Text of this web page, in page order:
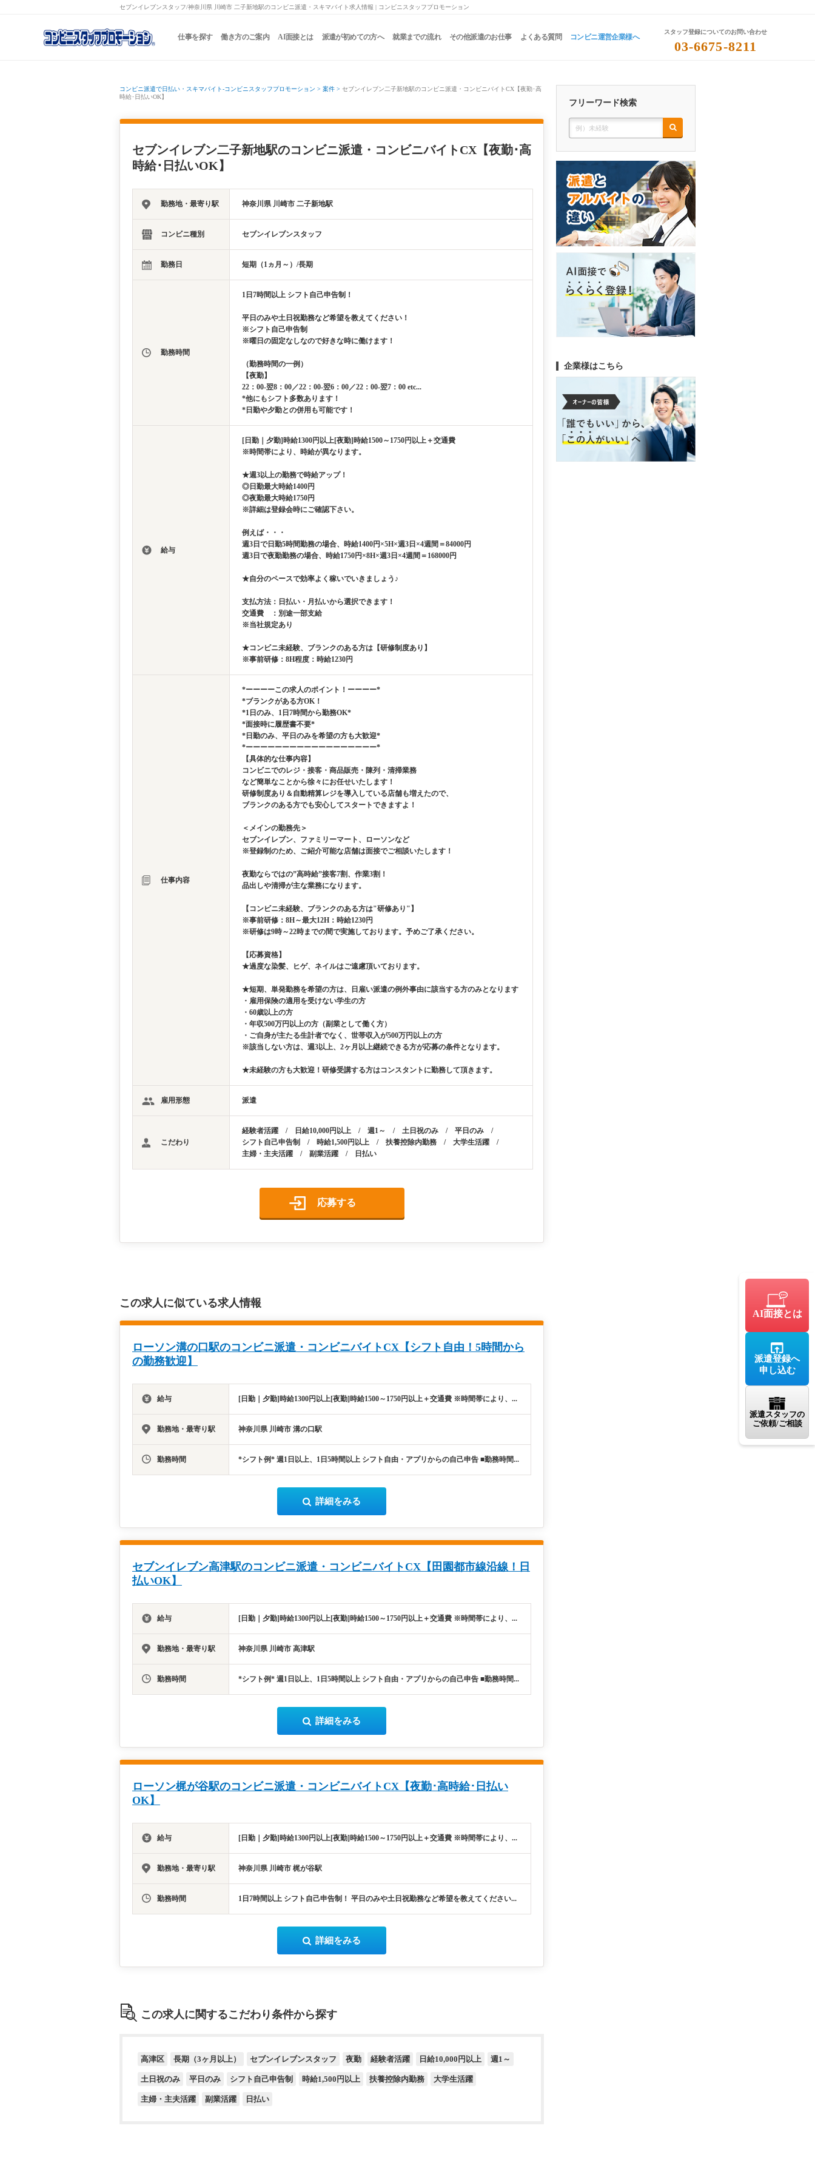
セブンイレブンスタッフ/神奈川県 川崎市 二子新地駅のコンビニ派遣・スキマバイト求人情報 | コンビニスタッフプロモーション
仕事を探す 働き方のご案内 AI面接とは 派遣が初めての方へ 就業までの流れ その他派遣のお仕事 よくある質問 コンビニ運営企業様へ
スタッフ登録についてのお問い合わせ
03-6675-8211
AI面接とは
派遣登録へ
申し込む
派遣スタッフの
ご依頼/ご相談
コンビニ派遣で日払い・スキマバイト-コンビニスタッフプロモーション > 案件 > セブンイレブン二子新地駅のコンビニ派遣・コンビニバイトCX【夜勤･高
時給･日払いOK】
セブンイレブン二子新地駅のコンビニ派遣・コンビニバイトCX【夜勤･高
時給･日払いOK】
勤務地・最寄り駅 神奈川県 川崎市 二子新地駅
コンビニ種別 セブンイレブンスタッフ
勤務日 短期（1ヵ月～）/長期
勤務時間
1日7時間以上 シフト自己申告制！
平日のみや土日祝勤務など希望を教えてください！
※シフト自己申告制
※曜日の固定なしなので好きな時に働けます！
（勤務時間の一例）
【夜勤】
22：00-翌8：00／22：00-翌6：00／22：00-翌7：00 etc...
*他にもシフト多数あります！
*日勤や夕勤との併用も可能です！
給与
[日勤｜夕勤]時給1300円以上[夜勤]時給1500～1750円以上＋交通費
※時間帯により、時給が異なります。
★週3以上の勤務で時給アップ！
◎日勤最大時給1400円
◎夜勤最大時給1750円
※詳細は登録会時にご確認下さい。
例えば・・・
週3日で日勤5時間勤務の場合、時給1400円×5H×週3日×4週間＝84000円
週3日で夜勤勤務の場合、時給1750円×8H×週3日×4週間＝168000円
★自分のペースで効率よく稼いでいきましょう♪
支払方法：日払い・月払いから選択できます！
交通費 ：別途一部支給
※当社規定あり
★コンビニ未経験、ブランクのある方は【研修制度あり】
※事前研修：8H程度：時給1230円
仕事内容
*ーーーーこの求人のポイント！ーーーー*
*ブランクがある方OK！
*1日のみ、1日7時間から勤務OK*
*面接時に履歴書不要*
*日勤のみ、平日のみを希望の方も大歓迎*
*ーーーーーーーーーーーーーーーーーー*
【具体的な仕事内容】
コンビニでのレジ・接客・商品販売・陳列・清掃業務
など簡単なことから徐々にお任せいたします！
研修制度あり＆自動精算レジを導入している店舗も増えたので、
ブランクのある方でも安心してスタートできますよ！
＜メインの勤務先＞
セブンイレブン、ファミリーマート、ローソンなど
※登録制のため、ご紹介可能な店舗は面接でご相談いたします！
夜勤ならではの”高時給”接客7割、作業3割！
品出しや清掃が主な業務になります。
【コンビニ未経験、ブランクのある方は"研修あり"】
※事前研修：8H～最大12H：時給1230円
※研修は9時～22時までの間で実施しております。予めご了承ください。
【応募資格】
★過度な染髪、ヒゲ、ネイルはご遠慮頂いております。
★短期、単発勤務を希望の方は、日雇い派遣の例外事由に該当する方のみとなります
・雇用保険の適用を受けない学生の方
・60歳以上の方
・年収500万円以上の方（副業として働く方）
・ご自身が主たる生計者でなく、世帯収入が500万円以上の方
※該当しない方は、週3以上、2ヶ月以上継続できる方が応募の条件となります。
★未経験の方も大歓迎！研修受講する方はコンスタントに勤務して頂きます。
雇用形態 派遣
こだわり
経験者活躍 / 日給10,000円以上 / 週1～ / 土日祝のみ / 平日のみ /
シフト自己申告制 / 時給1,500円以上 / 扶養控除内勤務 / 大学生活躍 /
主婦・主夫活躍 / 副業活躍 / 日払い
応募する
この求人に似ている求人情報
ローソン溝の口駅のコンビニ派遣・コンビニバイトCX【シフト自由！5時間から
の勤務歓迎】
給与 [日勤｜夕勤]時給1300円以上[夜勤]時給1500～1750円以上＋交通費 ※時間帯により、...
勤務地・最寄り駅 神奈川県 川崎市 溝の口駅
勤務時間 *シフト例* 週1日以上、1日5時間以上 シフト自由・アプリからの自己申告 ■勤務時間...
詳細をみる
セブンイレブン高津駅のコンビニ派遣・コンビニバイトCX【田園都市線沿線！日
払いOK】
給与 [日勤｜夕勤]時給1300円以上[夜勤]時給1500～1750円以上＋交通費 ※時間帯により、...
勤務地・最寄り駅 神奈川県 川崎市 高津駅
勤務時間 *シフト例* 週1日以上、1日5時間以上 シフト自由・アプリからの自己申告 ■勤務時間...
詳細をみる
ローソン梶が谷駅のコンビニ派遣・コンビニバイトCX【夜勤･高時給･日払い
OK】
給与 [日勤｜夕勤]時給1300円以上[夜勤]時給1500～1750円以上＋交通費 ※時間帯により、...
勤務地・最寄り駅 神奈川県 川崎市 梶が谷駅
勤務時間 1日7時間以上 シフト自己申告制！ 平日のみや土日祝勤務など希望を教えてください...
詳細をみる
この求人に関するこだわり条件から探す
高津区 長期（3ヶ月以上） セブンイレブンスタッフ 夜勤 経験者活躍 日給10,000円以上 週1～
土日祝のみ 平日のみ シフト自己申告制 時給1,500円以上 扶養控除内勤務 大学生活躍
主婦・主夫活躍 副業活躍 日払い
フリーワード検索
企業様はこちら